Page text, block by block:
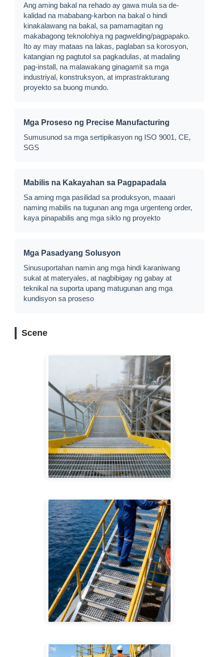
Ang aming bakal na rehado ay gawa mula sa de-
kalidad na mababang-karbon na bakal o hindi
kinakalawang na bakal, sa pamamagitan ng
makabagong teknolohiya ng pagwelding/pagpapako.
Ito ay may mataas na lakas, paglaban sa korosyon,
katangian ng pagtutol sa pagkadulas, at madaling
pag-install, na malawakang ginagamit sa mga
industriyal, konstruksyon, at imprastrakturang
proyekto sa buong mundo.
Mga Proseso ng Precise Manufacturing
Sumusunod sa mga sertipikasyon ng ISO 9001, CE,
SGS
Mabilis na Kakayahan sa Pagpapadala
Sa aming mga pasilidad sa produksyon, maaari
naming mabilis na tugunan ang mga urgenteng order,
kaya pinapabilis ang mga siklo ng proyekto
Mga Pasadyang Solusyon
Sinusuportahan namin ang mga hindi karaniwang
sukat at materyales, at nagbibigay ng gabay at
teknikal na suporta upang matugunan ang mga
kundisyon sa proseso
Scene